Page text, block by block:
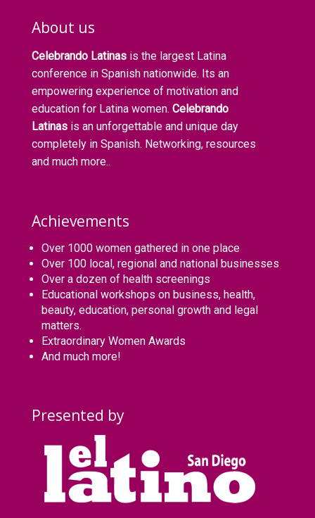
About us
Celebrando Latinas is the largest Latina
conference in Spanish nationwide. Its an
empowering experience of motivation and
education for Latina women. Celebrando
Latinas is an unforgettable and unique day
completely in Spanish. Networking, resources
and much more..
Achievements
Over 1000 women gathered in one place
Over 100 local, regional and national businesses
Over a dozen of health screenings
Educational workshops on business, health,
beauty, education, personal growth and legal
matters.
Extraordinary Women Awards
And much more!
Presented by